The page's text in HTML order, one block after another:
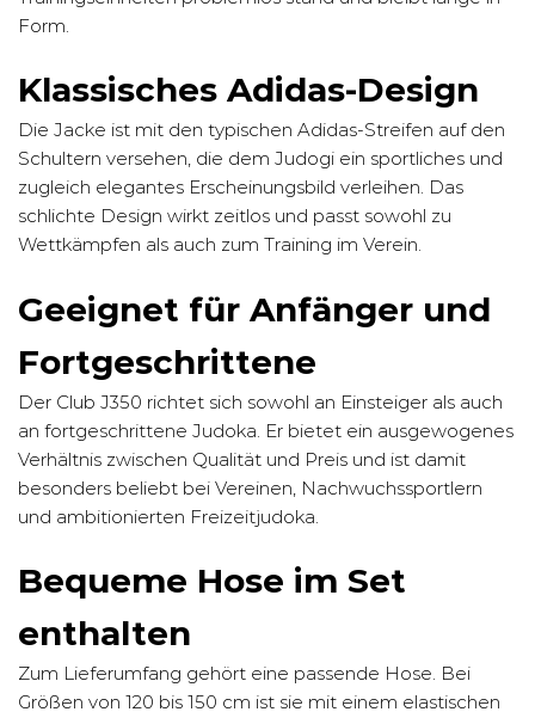
Form.
Klassisches Adidas-Design
Die Jacke ist mit den typischen Adidas-Streifen auf den
Schultern versehen, die dem Judogi ein sportliches und
zugleich elegantes Erscheinungsbild verleihen. Das
schlichte Design wirkt zeitlos und passt sowohl zu
Wettkämpfen als auch zum Training im Verein.
Geeignet für Anfänger und
Fortgeschrittene
Der Club J350 richtet sich sowohl an Einsteiger als auch
an fortgeschrittene Judoka. Er bietet ein ausgewogenes
Verhältnis zwischen Qualität und Preis und ist damit
besonders beliebt bei Vereinen, Nachwuchssportlern
und ambitionierten Freizeitjudoka.
Bequeme Hose im Set
enthalten
Zum Lieferumfang gehört eine passende Hose. Bei
Größen von 120 bis 150 cm ist sie mit einem elastischen